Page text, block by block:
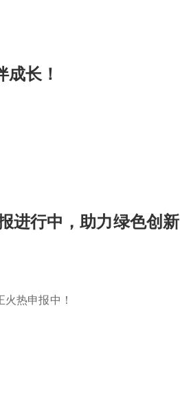
长！
进行中，助力绿色创新
热申报中！